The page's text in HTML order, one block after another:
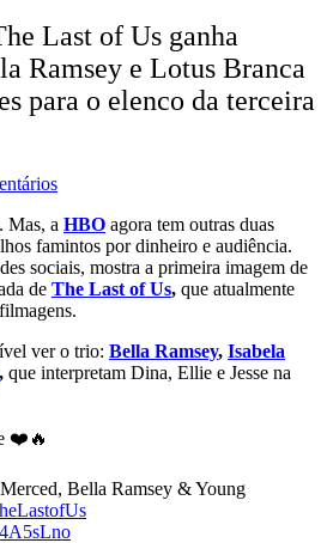
Last of Us ganha
Ramsey e Lotus Branca
para o elenco da terceira
Mas, a HBO agora tem outras duas
famintos por dinheiro e audiência.
sociais, mostra a primeira imagem de
de The Last of Us, que atualmente
ver o trio: Bella Ramsey, Isabela
, que interpretam Dina, Ellie e Jesse na
❤️🔥
Bella Ramsey & Young